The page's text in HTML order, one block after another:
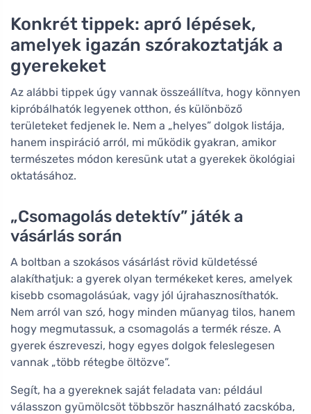
Konkrét tippek: apró lépések,
amelyek igazán szórakoztatják a
gyerekeket
Az alábbi tippek úgy vannak összeállítva, hogy könnyen
kipróbálhatók legyenek otthon, és különböző
területeket fedjenek le. Nem a „helyes” dolgok listája,
hanem inspiráció arról, mi működik gyakran, amikor
természetes módon keresünk utat a gyerekek ökológiai
oktatásához.
„Csomagolás detektív” játék a
vásárlás során
A boltban a szokásos vásárlást rövid küldetéssé
alakíthatjuk: a gyerek olyan termékeket keres, amelyek
kisebb csomagolásúak, vagy jól újrahasznosíthatók.
Nem arról van szó, hogy minden műanyag tilos, hanem
hogy megmutassuk, a csomagolás a termék része. A
gyerek észreveszi, hogy egyes dolgok feleslegesen
vannak „több rétegbe öltözve”.
Segít, ha a gyereknek saját feladata van: például
válasszon gyümölcsöt többször használható zacskóba,